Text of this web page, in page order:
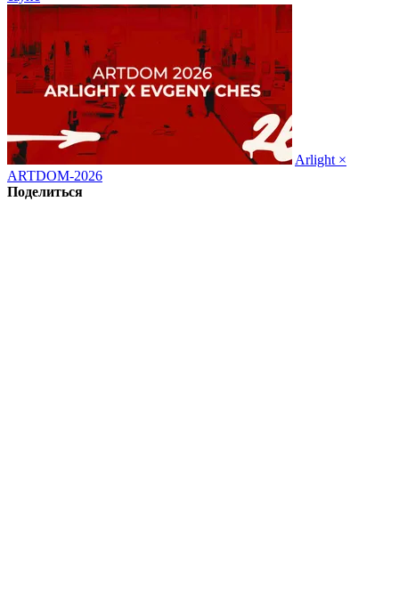
Arlight ×
ARTDOM-2026
Поделиться